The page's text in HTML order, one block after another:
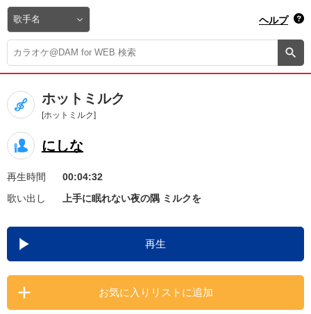
DAM★とも動画
DAM★とも録音
カラオケ＠DAM
ユーザー検索
キャンペーン
お知らせ よくあるご質問
DAMの新曲・ランキングなど
カラオケ最新情報をチェック！
ヘルプ
ホットミルク
[ホットミルク]
にしな
再生時間
00:04:32
歌い出し
上手に眠れない夜の隅 ミルクを
再生
お気に入りリストに追加